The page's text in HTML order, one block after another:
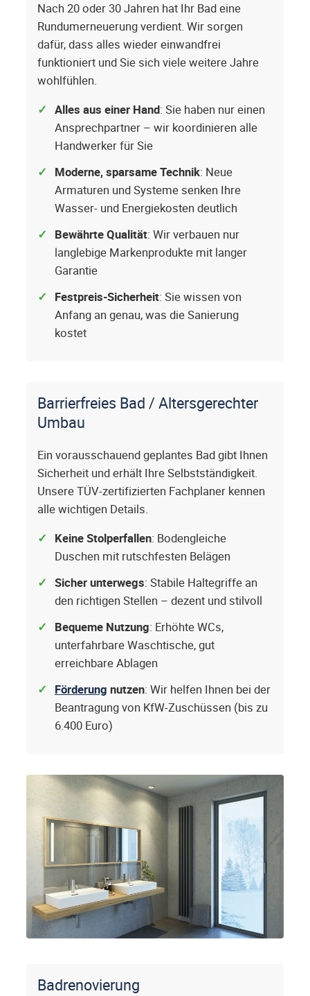
Nach 20 oder 30 Jahren hat Ihr Bad eine
Rundumerneuerung verdient. Wir sorgen
dafür, dass alles wieder einwandfrei
funktioniert und Sie sich viele weitere Jahre
wohlfühlen.
Alles aus einer Hand: Sie haben nur einen
Ansprechpartner – wir koordinieren alle
Handwerker für Sie
Moderne, sparsame Technik: Neue
Armaturen und Systeme senken Ihre
Wasser- und Energiekosten deutlich
Bewährte Qualität: Wir verbauen nur
langlebige Markenprodukte mit langer
Garantie
Festpreis-Sicherheit: Sie wissen von
Anfang an genau, was die Sanierung
kostet
Barrierfreies Bad / Altersgerechter
Umbau
Ein vorausschauend geplantes Bad gibt Ihnen
Sicherheit und erhält Ihre Selbstständigkeit.
Unsere TÜV-zertifizierten Fachplaner kennen
alle wichtigen Details.
Keine Stolperfallen: Bodengleiche
Duschen mit rutschfesten Belägen
Sicher unterwegs: Stabile Haltegriffe an
den richtigen Stellen – dezent und stilvoll
Bequeme Nutzung: Erhöhte WCs,
unterfahrbare Waschtische, gut
erreichbare Ablagen
Förderung nutzen: Wir helfen Ihnen bei der
Beantragung von KfW-Zuschüssen (bis zu
6.400 Euro)
Badrenovierung